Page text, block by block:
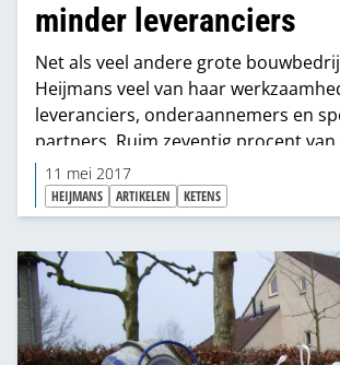
minder leveranciers
Net als veel andere grote
Heijmans veel van haar
leveranciers, onderaannemers en
partners. Ruim zeventig procent
omzet wordt ingekocht. Dan loont
om continu te zoeken naar manieren
inkoopproces te verbeteren. Onder
‘meer met minder’ werkt Heijmans
terugdringen van het aantal
doel: meer samenwerking en
(faal)kosten en vereenvoudiging van
administratieve afwikkeling.
11 mei 2017
HEIJMANS ARTIKELEN KETENS